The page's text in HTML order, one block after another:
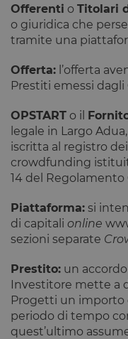
Offerenti o Titolari
o giuridica che
tramite una
Offerta: l’offerta
Prestiti emessi dagli
OPSTART o il
legale in Largo
iscritta al registro
crowdfunding
14 del
Piattaforma: si
di capitali online
sezioni separate
Prestito: un
Investitore mette a
Progetti un importo
periodo di tempo
quest’ultimo